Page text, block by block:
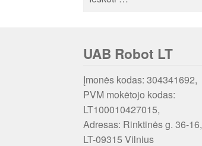
UAB Robot LT
Įmonės kodas: 304341692,
PVM mokėtojo kodas:
LT100010427015,
Adresas: Rinktinės g. 36-16,
LT-09315 Vilnius